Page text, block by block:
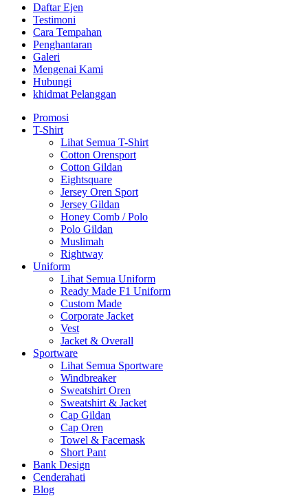
Daftar Ejen
Testimoni
Cara Tempahan
Penghantaran
Galeri
Mengenai Kami
Hubungi
khidmat Pelanggan
Promosi
T-Shirt
Lihat Semua T-Shirt
Cotton Orensport
Cotton Gildan
Eightsquare
Jersey Oren Sport
Jersey Gildan
Honey Comb / Polo
Polo Gildan
Muslimah
Rightway
Uniform
Lihat Semua Uniform
Ready Made F1 Uniform
Custom Made
Corporate Jacket
Vest
Jacket & Overall
Sportware
Lihat Semua Sportware
Windbreaker
Sweatshirt Oren
Sweatshirt & Jacket
Cap Gildan
Cap Oren
Towel & Facemask
Short Pant
Bank Design
Cenderahati
Blog